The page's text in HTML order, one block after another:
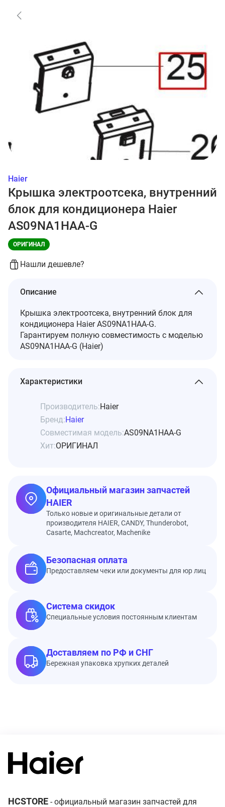
Haier
Крышка электроотсека, внутренний
блок для кондиционера Haier
AS09NA1HAA-G
ОРИГИНАЛ
Нашли дешевле?
Описание
Крышка электроотсека, внутренний блок для
кондиционера Haier AS09NA1HAA-G.
Гарантируем полную совместимость с моделью
AS09NA1HAA-G (Haier)
Характеристики
Производитель:Haier
Бренд:Haier
Совместимая модель:AS09NA1HAA-G
Хит:ОРИГИНАЛ
Официальный магазин запчастей
HAIER
Только новые и оригинальные детали от
производителя HAIER, CANDY, Thunderobot,
Casarte, Machcreator, Machenike
Безопасная оплата
Предоставляем чеки или документы для юр лиц
Система скидок
Специальные условия постоянным клиентам
Доставляем по РФ и СНГ
Бережная упаковка хрупких деталей
HCSTORE - официальный магазин запчастей для